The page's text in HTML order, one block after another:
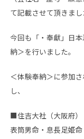
て記載させて頂きまし
今回も「・奉獻」日
納＞を行いました。
＜体験奉納＞に参加
し、
■住吉大社（大阪府
表筒男命・息長足姫命